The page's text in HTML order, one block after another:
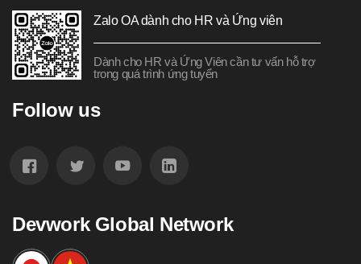
Zalo OA dành cho HR và Ứng viên
Dành cho HR và Ứng Viên cần tư vấn hỗ trợ
trong quá trình ứng tuyển
Follow us
Devwork Global Network